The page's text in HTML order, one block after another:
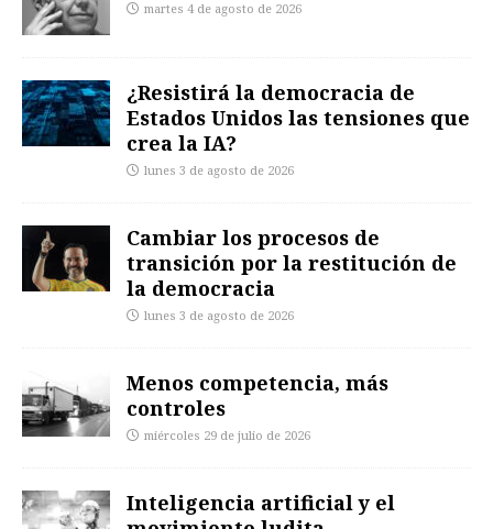
martes 4 de agosto de 2026
¿Resistirá la democracia de
Estados Unidos las tensiones que
crea la IA?
lunes 3 de agosto de 2026
Cambiar los procesos de
transición por la restitución de
la democracia
lunes 3 de agosto de 2026
Menos competencia, más
controles
miércoles 29 de julio de 2026
Inteligencia artificial y el